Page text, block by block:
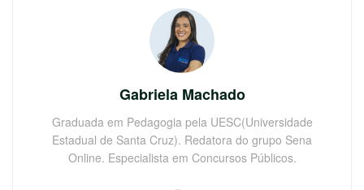
Gabriela Machado
Graduada em Pedagogia pela UESC(Universidade
Estadual de Santa Cruz). Redatora do grupo Sena
Online. Especialista em Concursos Públicos.